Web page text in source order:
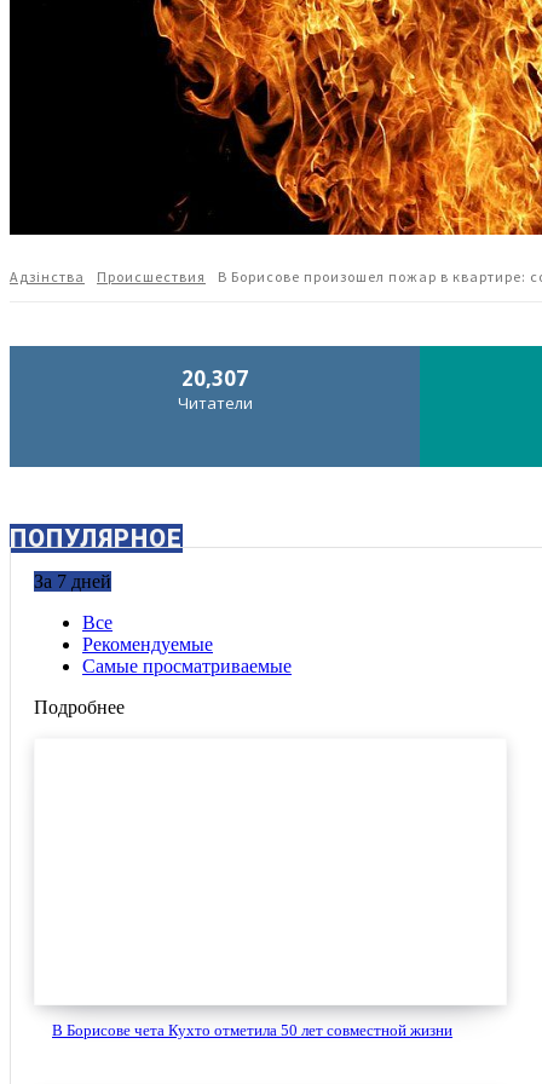
Адзiнства Происшествия В Борисове произошел пожар в квартире:
20,307
Читатели
ПОПУЛЯРНОЕ
За 7 дней
Все
Рекомендуемые
Самые просматриваемые
Подробнее
В Борисове чета Кухто отметила 50 лет совместной жизни